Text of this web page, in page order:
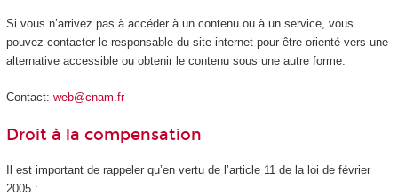
Si vous n’arrivez pas à accéder à un contenu ou à un service, vous
pouvez contacter le responsable du site internet pour être orienté vers une
alternative accessible ou obtenir le contenu sous une autre forme.
Contact: web@cnam.fr
Droit à la compensation
Il est important de rappeler qu’en vertu de l’article 11 de la loi de février
2005 :